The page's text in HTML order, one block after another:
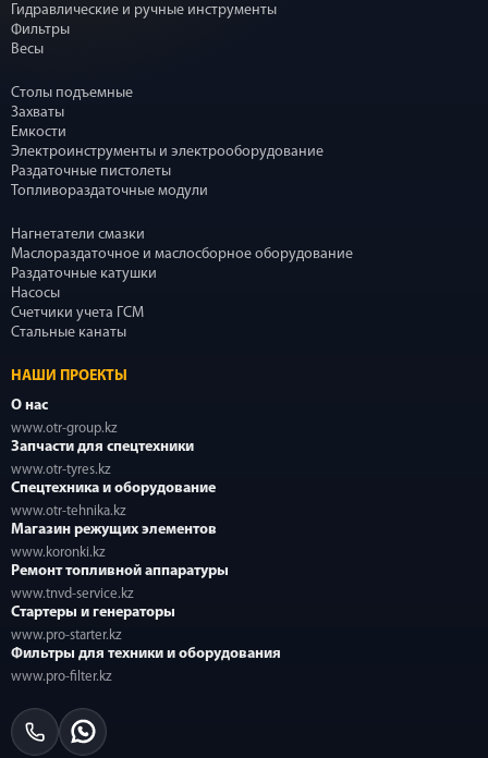
Гидравлические и ручные инструменты
Фильтры
Весы
Столы подъемные
Захваты
Емкости
Электроинструменты и электрооборудование
Раздаточные пистолеты
Топливораздаточные модули
Нагнетатели смазки
Маслораздаточное и маслосборное оборудование
Раздаточные катушки
Насосы
Счетчики учета ГСМ
Стальные канаты
НАШИ ПРОЕКТЫ
О нас
www.otr-group.kz
Запчасти для спецтехники
www.otr-tyres.kz
Спецтехника и оборудование
www.otr-tehnika.kz
Магазин режущих элементов
www.koronki.kz
Ремонт топливной аппаратуры
www.tnvd-service.kz
Стартеры и генераторы
www.pro-starter.kz
Фильтры для техники и оборудования
www.pro-filter.kz